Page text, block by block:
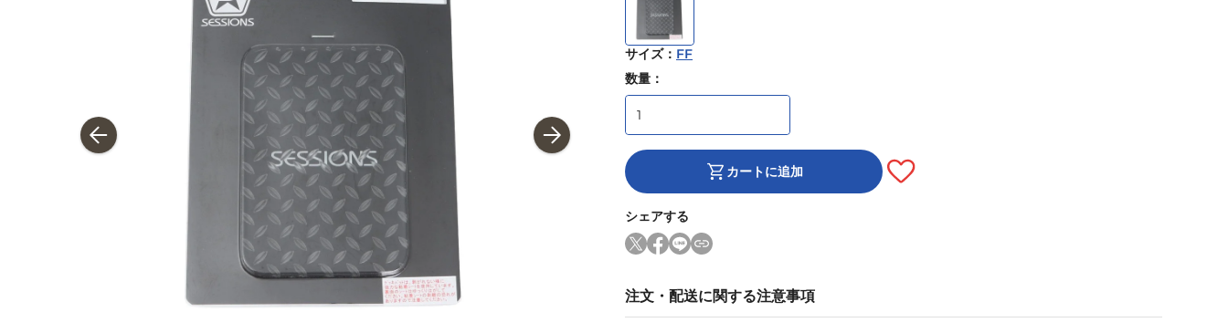
サイズ： FF
数量：
カートに追加
シェアする
注文・配送に関する注意事項